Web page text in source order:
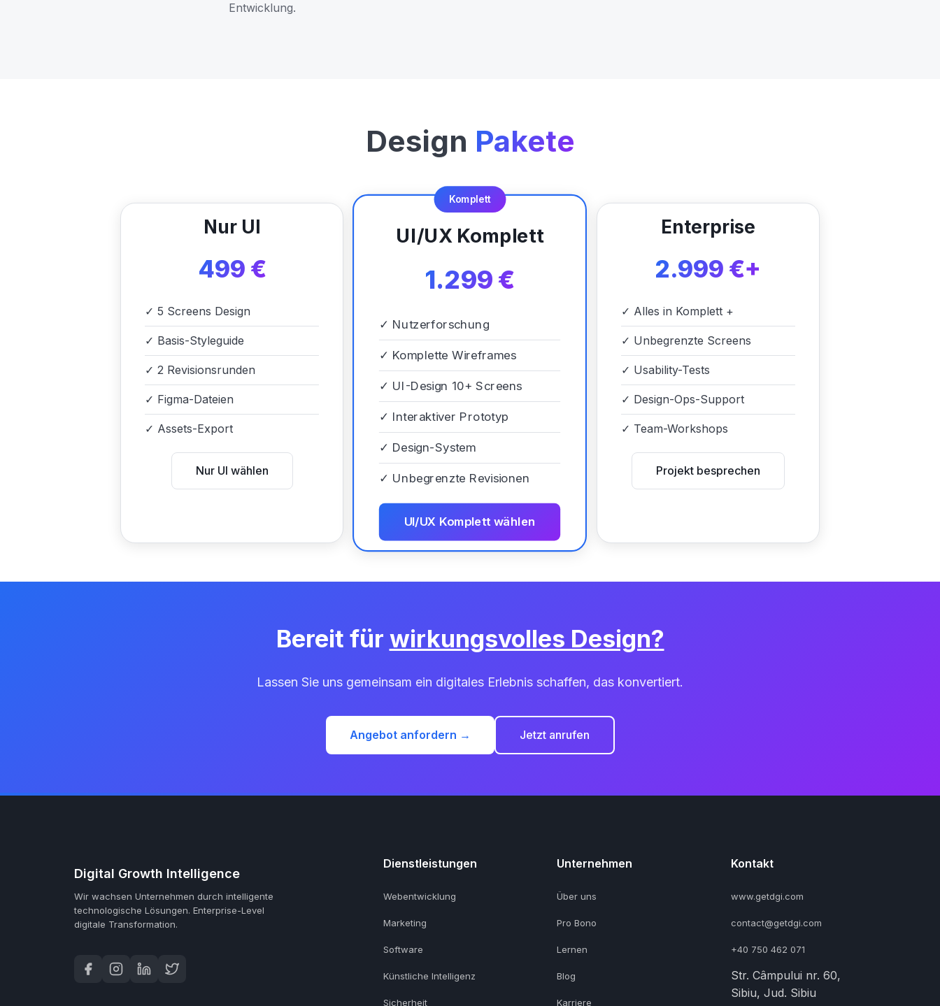
Entwicklung.
Design Pakete
Nur UI
499 €
✓ 5 Screens Design
✓ Basis-Styleguide
✓ 2 Revisionsrunden
✓ Figma-Dateien
✓ Assets-Export
Nur UI wählen
Komplett
UI/UX Komplett
1.299 €
✓ Nutzerforschung
✓ Komplette Wireframes
✓ UI-Design 10+ Screens
✓ Interaktiver Prototyp
✓ Design-System
✓ Unbegrenzte Revisionen
UI/UX Komplett wählen
Enterprise
2.999 €+
✓ Alles in Komplett +
✓ Unbegrenzte Screens
✓ Usability-Tests
✓ Design-Ops-Support
✓ Team-Workshops
Projekt besprechen
Bereit für wirkungsvolles Design?
Lassen Sie uns gemeinsam ein digitales Erlebnis schaffen, das konvertiert.
Angebot anfordern → Jetzt anrufen
Digital Growth Intelligence
Wir wachsen Unternehmen durch intelligente
technologische Lösungen. Enterprise-Level
digitale Transformation.
Dienstleistungen
Webentwicklung
Marketing
Software
Künstliche Intelligenz
Sicherheit
Unternehmen
Über uns
Pro Bono
Lernen
Blog
Karriere
Kontakt
www.getdgi.com
contact@getdgi.com
+40 750 462 071
Str. Câmpului nr. 60,
Sibiu, Jud. Sibiu